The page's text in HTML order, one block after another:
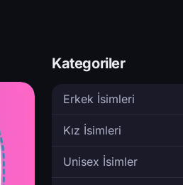
Kategoriler
Erkek İsimleri
Kız İsimleri
Unisex İsimler